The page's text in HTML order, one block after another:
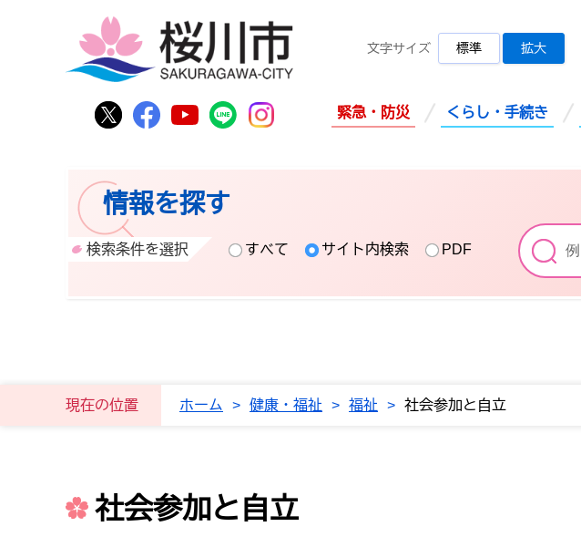
桜川市公式Twitter
桜川市公式Facebook
桜川市公式YouTube
桜川市公式LINE
Instagram
文字サイズ 標準 拡大
緊急・防災 くらし・手続き
情報を探す
検索条件を選択 すべて サイト内検索 PDF
現在の位置 ホーム > 健康・福祉 > 福祉 > 社会参加と自立
社会参加と自立